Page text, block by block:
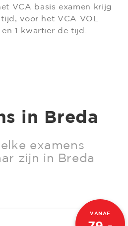
VCA basis examen krijg
tijd, voor het VCA VOL
1 kwartier de tijd.
in Breda
examens
zijn in Breda
VANAF